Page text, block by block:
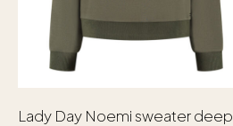
Lady Day Noemi sweater deep